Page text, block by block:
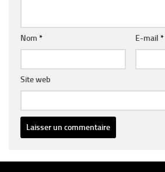
Nom * E-mail *
Site web